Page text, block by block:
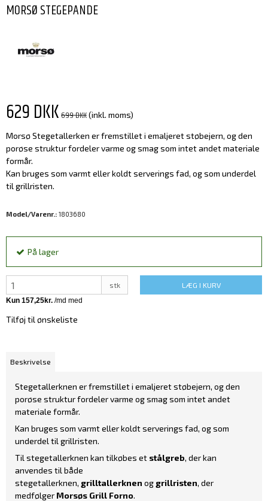
MORSØ STEGEPANDE
629 DKK699 DKK(inkl. moms)
Morsø Stegetallerken er fremstillet i emaljeret støbejern, og den
porøse struktur fordeler varme og smag som intet andet materiale
formår.
Kan bruges som varmt eller koldt serverings fad, og som underdel
til grillristen.
Model/Varenr.: 1803680
På lager
stk LÆG I KURV
Tilføj til ønskeliste
Beskrivelse
Stegetallerknen er fremstillet i emaljeret støbejern, og den
porøse struktur fordeler varme og smag som intet andet
materiale formår.
Kan bruges som varmt eller koldt serverings fad, og som
underdel til grillristen.
Til stegetallerknen kan tilkøbes et stålgreb, der kan
anvendes til både
stegetallerknen, grilltallerknen og grillristen, der
medfølger Morsøs Grill Forno.